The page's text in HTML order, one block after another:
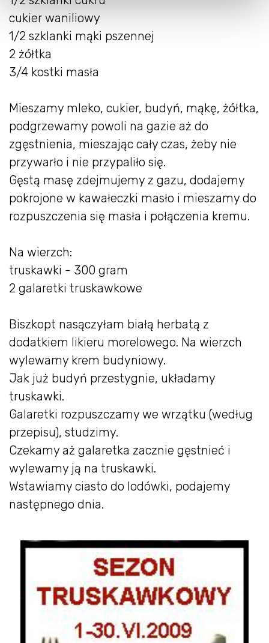
cukier waniliowy
1/2 szklanki mąki pszennej
2 żółtka
3/4 kostki masła
Mieszamy mleko, cukier, budyń, mąkę, żółtka,
podgrzewamy powoli na gazie aż do
zgęstnienia, mieszając cały czas, żeby nie
przywarło i nie przypaliło się.
Gęstą masę zdejmujemy z gazu, dodajemy
pokrojone w kawałeczki masło i mieszamy do
rozpuszczenia się masła i połączenia kremu.
Na wierzch:
truskawki - 300 gram
2 galaretki truskawkowe
Biszkopt nasączyłam białą herbatą z
dodatkiem likieru morelowego. Na wierzch
wylewamy krem budyniowy.
Jak już budyń przestygnie, układamy
truskawki.
Galaretki rozpuszczamy we wrzątku (według
przepisu), studzimy.
Czekamy aż galaretka zacznie gęstnieć i
wylewamy ją na truskawki.
Wstawiamy ciasto do lodówki, podajemy
następnego dnia.